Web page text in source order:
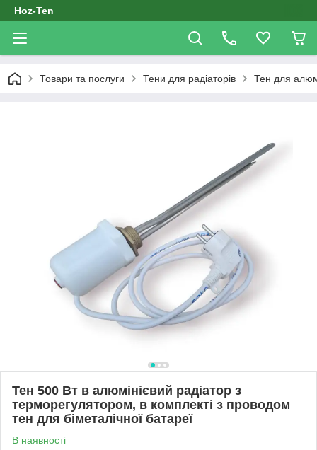
Hoz-Ten
Товари та послуги Тени для радіаторів Тен для
Тен 500 Вт в алюмінієвий радіатор з
терморегулятором, в комплекті з проводом
тен для біметалічної батареї
В наявності